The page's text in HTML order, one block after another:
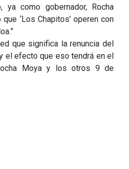
ya como gobernador, Rocha
‘Los Chapitos’ operen con
que significa la renuncia del
el efecto que eso tendrá en el
Moya y los otros 9 de